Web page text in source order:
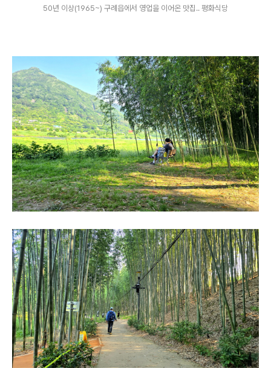
50년 이상(1965~) 구례읍에서 영업을 이어온 맛집.. 평화식당